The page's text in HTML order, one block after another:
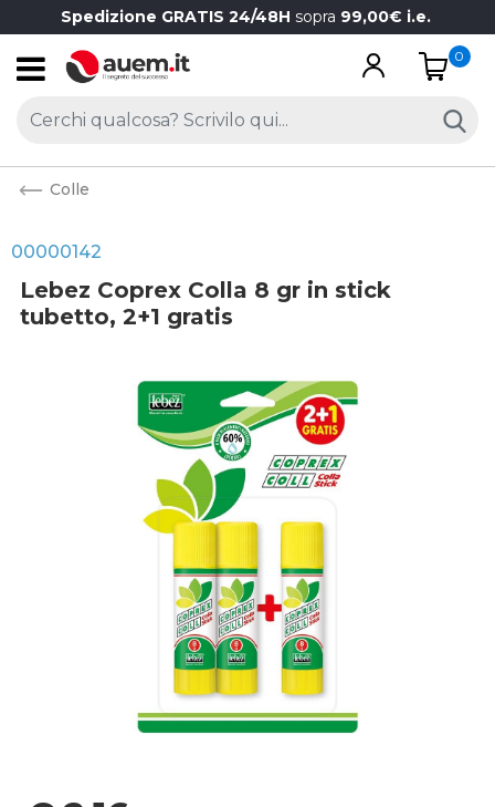
Spedizione GRATIS 24/48H sopra 99,00€ i.e.
Open
0
Colle
00000142
Lebez Coprex Colla 8 gr in stick
tubetto, 2+1 gratis